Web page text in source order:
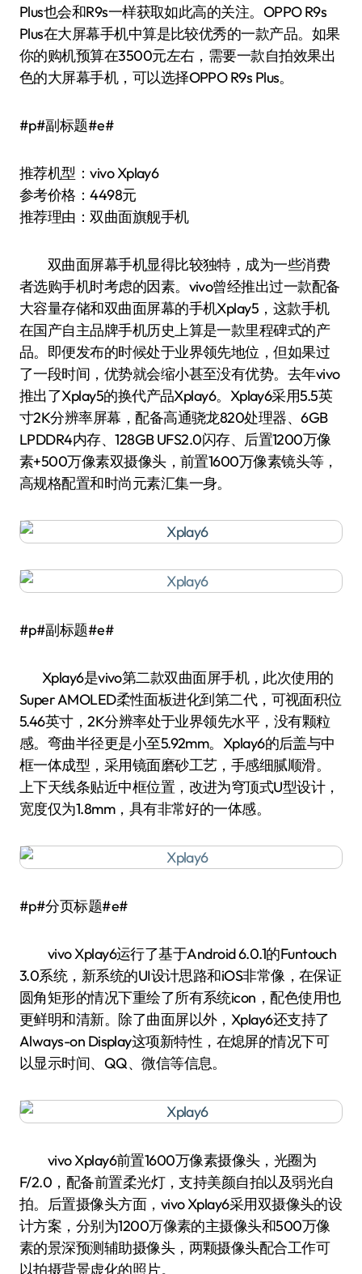
Plus也会和R9s一样获取如此高的关注。OPPO R9s
Plus在大屏幕手机中算是比较优秀的一款产品。如果
你的购机预算在3500元左右，需要一款自拍效果出
色的大屏幕手机，可以选择OPPO R9s Plus。
#p#副标题#e#
推荐机型：vivo Xplay6
参考价格：4498元
推荐理由：双曲面旗舰手机
双曲面屏幕手机显得比较独特，成为一些消费
者选购手机时考虑的因素。vivo曾经推出过一款配备
大容量存储和双曲面屏幕的手机Xplay5，这款手机
在国产自主品牌手机历史上算是一款里程碑式的产
品。即便发布的时候处于业界领先地位，但如果过
了一段时间，优势就会缩小甚至没有优势。去年vivo
推出了Xplay5的换代产品Xplay6。Xplay6采用5.5英
寸2K分辨率屏幕，配备高通骁龙820处理器、6GB
LPDDR4内存、128GB UFS2.0闪存、后置1200万像
素+500万像素双摄像头，前置1600万像素镜头等，
高规格配置和时尚元素汇集一身。
#p#副标题#e#
Xplay6是vivo第二款双曲面屏手机，此次使用的
Super AMOLED柔性面板进化到第二代，可视面积位
5.46英寸，2K分辨率处于业界领先水平，没有颗粒
感。弯曲半径更是小至5.92mm。Xplay6的后盖与中
框一体成型，采用镜面磨砂工艺，手感细腻顺滑。
上下天线条贴近中框位置，改进为穹顶式U型设计，
宽度仅为1.8mm，具有非常好的一体感。
#p#分页标题#e#
vivo Xplay6运行了基于Android 6.0.1的Funtouch
3.0系统，新系统的UI设计思路和iOS非常像，在保证
圆角矩形的情况下重绘了所有系统icon，配色使用也
更鲜明和清新。除了曲面屏以外，Xplay6还支持了
Always-on Display这项新特性，在熄屏的情况下可
以显示时间、QQ、微信等信息。
vivo Xplay6前置1600万像素摄像头，光圈为
F/2.0，配备前置柔光灯，支持美颜自拍以及弱光自
拍。后置摄像头方面，vivo Xplay6采用双摄像头的设
计方案，分别为1200万像素的主摄像头和500万像
素的景深预测辅助摄像头，两颗摄像头配合工作可
以拍摄背景虚化的照片。